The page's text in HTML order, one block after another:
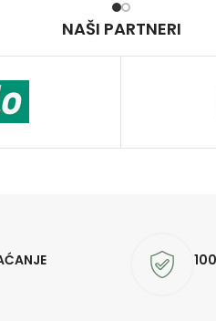
NAŠI PARTNERI